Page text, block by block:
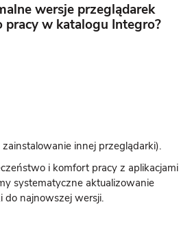
wersje przeglądarek
pracy w katalogu Integro?
zainstalowanie innej przeglądarki).
i komfort pracy z aplikacjami
systematyczne aktualizowanie
do najnowszej wersji.